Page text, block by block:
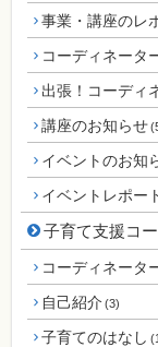
事業・講座のレ
コーディネータ
出張！コーディ
講座のお知らせ
イベントのお知
イベントレポー
子育て支援コ
コーディネータ
自己紹介 (3)
子育てのはなし